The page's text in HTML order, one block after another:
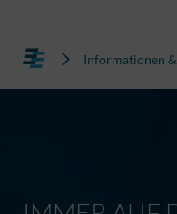
Informationen